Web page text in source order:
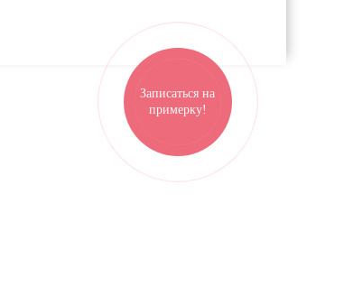
Записаться на
примерку!